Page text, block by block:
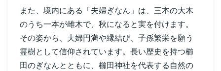
また、境内にある「夫婦ぎなん」は、三本の大木
のうち一本が雌木で、秋になると実を付けます。
その姿から、夫婦円満や縁結び、子孫繁栄を願う
霊樹として信仰されています。長い歴史を持つ櫛
田のぎなんとともに、櫛田神社を代表する自然の